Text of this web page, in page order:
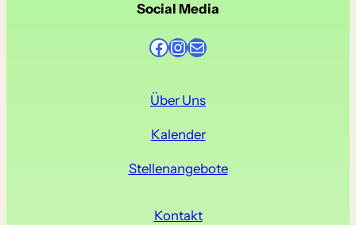
Social Media
Facebook InstagramE-Mail
Über Uns
Kalender
Stellenangebote
Kontakt